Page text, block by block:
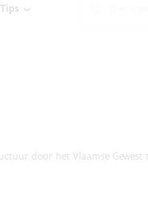
Tips
door het Vlaamse Gewest